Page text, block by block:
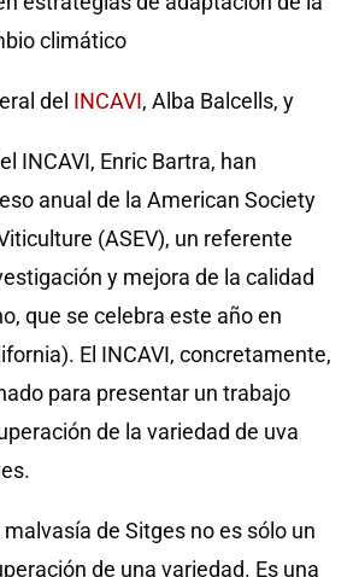
climático
del INCAVI, Alba Balcells, y
INCAVI, Enric Bartra, han
anual de la American Society
(ASEV), un referente
y mejora de la calidad
que se celebra este año en
El INCAVI, concretamente,
para presentar un trabajo
de la variedad de uva
de Sitges no es sólo un
de una variedad. Es una